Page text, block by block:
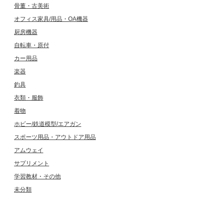
骨董・古美術
オフィス家具/用品・OA機器
厨房機器
自転車・原付
カー用品
楽器
釣具
衣類・服飾
着物
ホビー/鉄道模型/エアガン
スポーツ用品・アウトドア用品
アムウェイ
サプリメント
学習教材・その他
未分類